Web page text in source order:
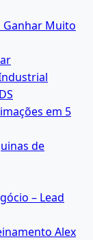
Ganhar Muito
em 5
de
– Lead
Alex